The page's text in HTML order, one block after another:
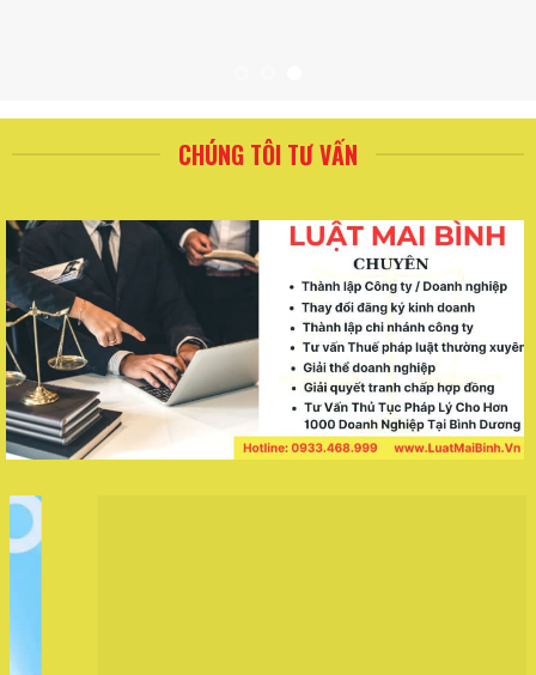
CHÚNG TÔI TƯ VẤN